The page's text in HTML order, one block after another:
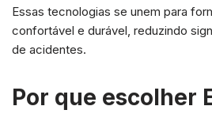
Essas tecnologias se unem para
confortável e durável, reduzindo
de acidentes.
Por que escolher